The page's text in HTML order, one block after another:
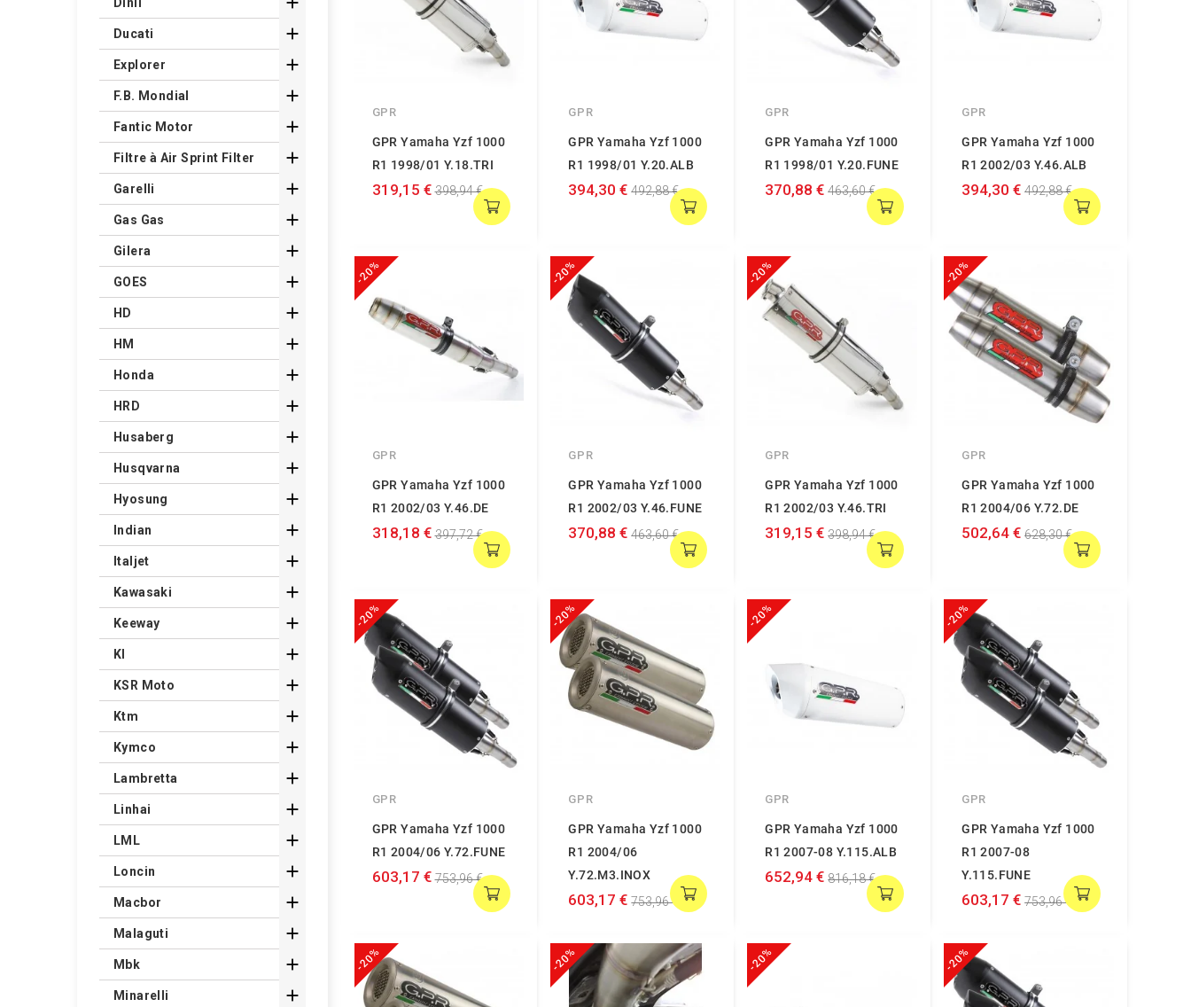
GPR
GPR Yamaha Yzf 1000
R1 1998/01 Y.18.TRI
319,15 € 398,94 €
GPR
GPR Yamaha Yzf 1000
R1 1998/01 Y.20.ALB
394,30 € 492,88 €
GPR
GPR Yamaha Yzf 1000
R1 1998/01 Y.20.FUNE
370,88 € 463,60 €
GPR
GPR Yamaha Yzf 1000
R1 2002/03 Y.46.ALB
394,30 € 492,88 €
-20%
GPR
GPR Yamaha Yzf 1000
R1 2002/03 Y.46.DE
318,18 € 397,72 €
-20%
GPR
GPR Yamaha Yzf 1000
R1 2002/03 Y.46.FUNE
370,88 € 463,60 €
-20%
GPR
GPR Yamaha Yzf 1000
R1 2002/03 Y.46.TRI
319,15 € 398,94 €
-20%
GPR
GPR Yamaha Yzf 1000
R1 2004/06 Y.72.DE
502,64 € 628,30 €
-20%
GPR
GPR Yamaha Yzf 1000
R1 2004/06 Y.72.FUNE
603,17 € 753,96 €
-20%
GPR
GPR Yamaha Yzf 1000
R1 2004/06
Y.72.M3.INOX
603,17 € 753,96 €
-20%
GPR
GPR Yamaha Yzf 1000
R1 2007-08 Y.115.ALB
652,94 € 816,18 €
-20%
GPR
GPR Yamaha Yzf 1000
R1 2007-08
Y.115.FUNE
603,17 € 753,96 €
-20% -20% -20% -20%
Dinli
Ducati 
Explorer 
F.B. Mondial 
Fantic Motor 
Filtre à Air Sprint Filter 
Garelli 
Gas Gas 
Gilera 
GOES 
HD 
HM 
Honda 
HRD 
Husaberg 
Husqvarna 
Hyosung 
Indian 
Italjet 
Kawasaki 
Keeway 
Kl 
KSR Moto 
Ktm 
Kymco 
Lambretta 
Linhai 
LML 
Loncin 
Macbor 
Malaguti 
Mbk 
Minarelli 